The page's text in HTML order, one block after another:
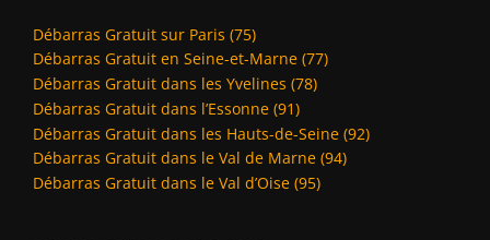
Débarras Gratuit sur Paris (75)
Débarras Gratuit en Seine-et-Marne (77)
Débarras Gratuit dans les Yvelines (78)
Débarras Gratuit dans l’Essonne (91)
Débarras Gratuit dans les Hauts-de-Seine (92)
Débarras Gratuit dans le Val de Marne (94)
Débarras Gratuit dans le Val d’Oise (95)